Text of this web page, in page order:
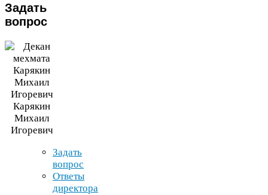
Задать
вопрос
Карякин
Михаил
Игоревич
Задать
вопрос
Ответы
директора